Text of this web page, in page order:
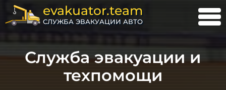
evakuator.team
СЛУЖБА ЭВАКУАЦИИ АВТО
Служба эвакуации и
техпомощи